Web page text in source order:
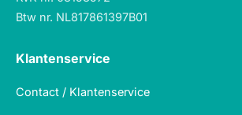
Btw nr. NL817861397B01
Klantenservice
Contact / Klantenservice